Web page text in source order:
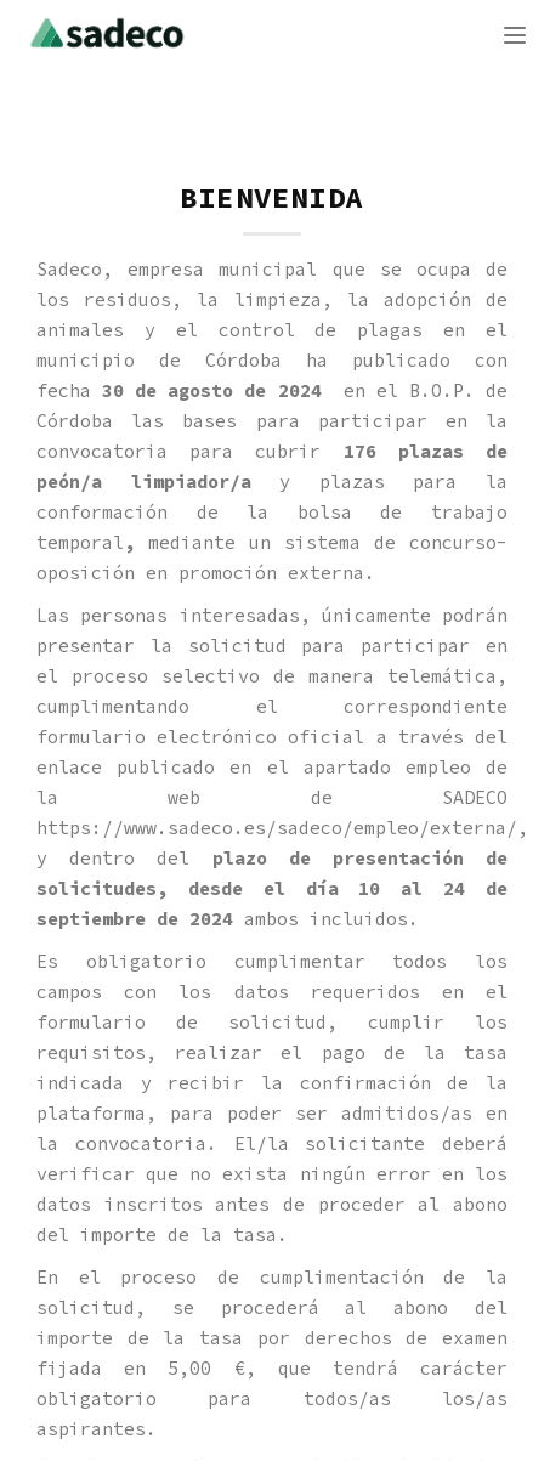
BIENVENIDA
Sadeco, empresa municipal que se ocupa de
los residuos, la limpieza, la adopción de
animales y el control de plagas en el
municipio de Córdoba ha publicado con
fecha30 de agosto de 2024en el B.O.P. de
Córdoba las bases para participar en la
convocatoria para cubrir 176 plazas de
peón/a limpiador/ay plazas para la
conformación de la bolsa de trabajo
temporal , mediante un sistema de concurso-
oposición en promoción externa.
Las personas interesadas, únicamente podrán
presentar la solicitud para participar en
el proceso selectivo de manera telemática,
cumplimentando el correspondiente
formulario electrónico oficial a través del
enlace publicado en el apartado empleo de
la web de SADECO
https://www.sadeco.es/sadeco/empleo/externa/,
y dentro del plazo de presentación de
solicitudes, desde el día 10 al 24 de
septiembre de 2024 ambos incluidos.
Es obligatorio cumplimentar todos los
campos con los datos requeridos en el
formulario de solicitud, cumplir los
requisitos, realizar el pago de la tasa
indicada y recibir la confirmación de la
plataforma, para poder ser admitidos/as en
la convocatoria. El/la solicitante deberá
verificar que no exista ningún error en los
datos inscritos antes de proceder al abono
del importe de la tasa.
En el proceso de cumplimentación de la
solicitud, se procederá al abono del
importe de la tasa por derechos de examen
fijada en 5,00 €, que tendrá carácter
obligatorio para todos/as los/as
aspirantes.